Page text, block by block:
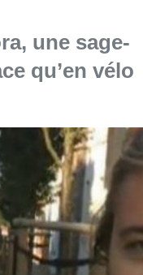
une sage-
qu’en vélo